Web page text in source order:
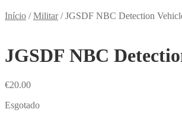
Início /Militar/JGSDF NBC Detection
JGSDF NBC
€20.00
Esgotado